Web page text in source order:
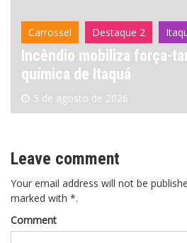
Carrossel Destaque 2
Incêndio mobiliza força-
química de Itaquá
5 de agosto de 2026
Leave comment
Your email address will not be
marked with *.
Comment